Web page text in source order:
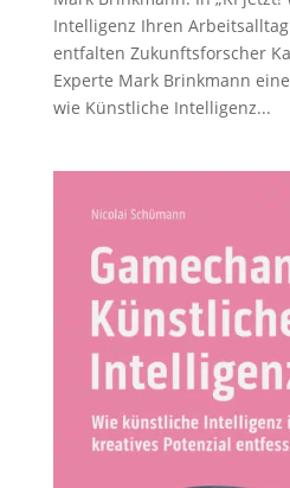
Intelligenz Ihren
entfalten Zukunftsforscher
Experte Mark Brinkmann
wie Künstliche Intelligenz...